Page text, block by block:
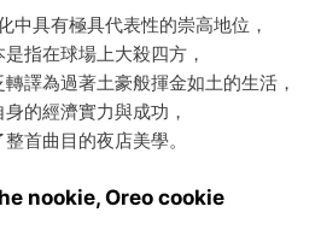
中具有極具代表性的崇高地位，
指在球場上大殺四方，
譯為過著土豪般揮金如土的生活，
的經濟實力與成功，
首曲目的夜店美學。
nookie, Oreo cookie